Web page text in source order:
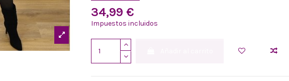
34,99 €
Impuestos incluidos